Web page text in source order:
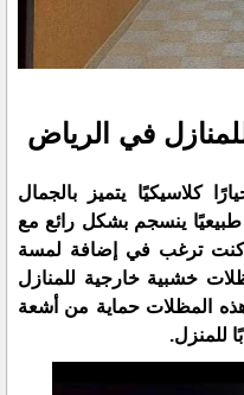
في الرياض
كلاسيكيًا يتميز بالجمال
طبيعيًا ينسجم بشكل رائع مع
كنت ترغب في إضافة لمسة
خشبية خارجية للمنازل
هذه المظلات حماية من أشعة
للمنزل.